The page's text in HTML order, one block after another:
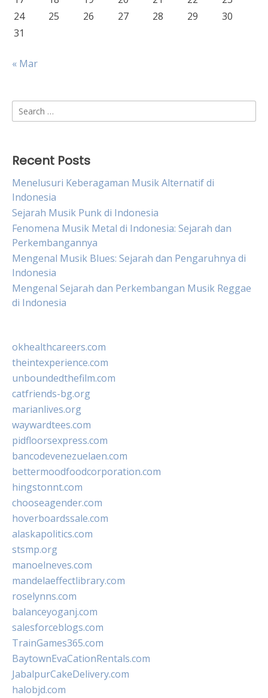
24
25 26 27 28 29
30
31
« Mar
Search
for:
Recent Posts
Menelusuri Keberagaman Musik Alternatif di
Indonesia
Sejarah Musik Punk di Indonesia
Fenomena Musik Metal di Indonesia: Sejarah dan
Perkembangannya
Mengenal Musik Blues: Sejarah dan Pengaruhnya di
Indonesia
Mengenal Sejarah dan Perkembangan Musik Reggae
di Indonesia
okhealthcareers.com
theintexperience.com
unboundedthefilm.com
catfriends-bg.org
marianlives.org
waywardtees.com
pidfloorsexpress.com
bancodevenezuelaen.com
bettermoodfoodcorporation.com
hingstonnt.com
chooseagender.com
hoverboardssale.com
alaskapolitics.com
stsmp.org
manoelneves.com
mandelaeffectlibrary.com
roselynns.com
balanceyoganj.com
salesforceblogs.com
TrainGames365.com
BaytownEvaCationRentals.com
JabalpurCakeDelivery.com
halobjd.com